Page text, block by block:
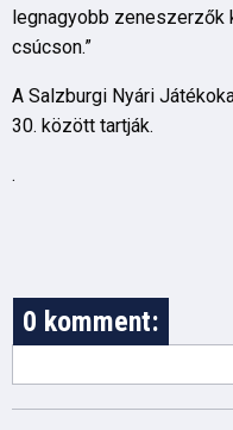
legnagyobb zeneszerzők
csúcson.”
A Salzburgi Nyári
30. között tartják.
.
0 komment: